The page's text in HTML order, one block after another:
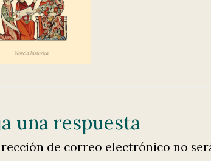
una respuesta
de correo electrónico no